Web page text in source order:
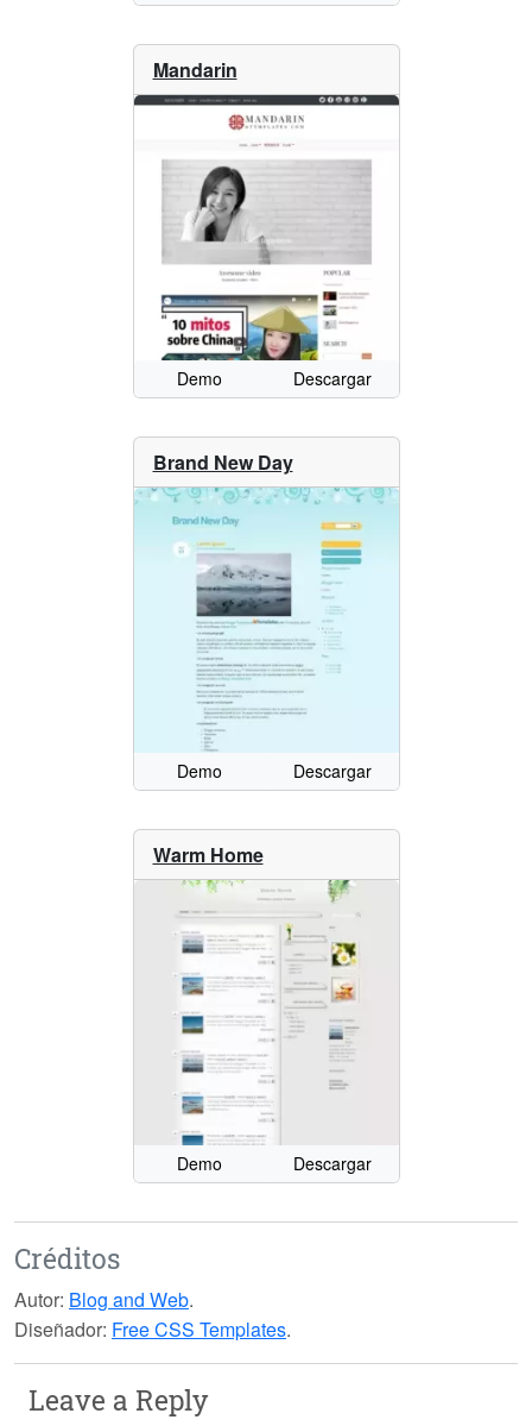
Mandarin
Demo Descargar
Brand New Day
Demo Descargar
Warm Home
Demo Descargar
Créditos
Autor: Blog and Web.
Diseñador: Free CSS Templates.
Leave a Reply